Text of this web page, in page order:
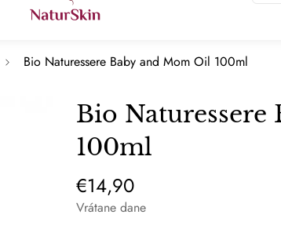
Bio Naturessere Baby and Mom Oil 100ml
Bio
100ml
Bežná
cena
€14,90
Vrátane dane